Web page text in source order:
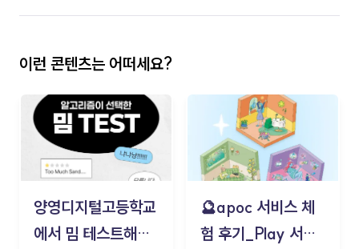
이런 콘텐츠는 어떠세요?
양영디지털고등학교
에서 밈 테스트해보
🔮apoc 서비스 체
험 후기_Play 서비